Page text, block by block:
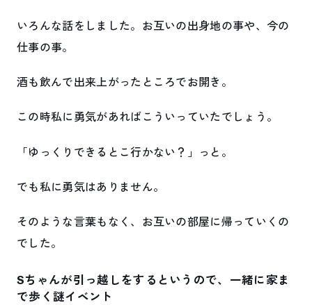
いろんな話をしました。お互いの出身地の事や、今の
仕事の事。
酒も飲んで出来上がったところでお開き。
この時私に勇気があればこういっていたでしょう。
「ゆっくりできるとこ行かない？」っと。
でも私に勇気はありません。
そのような言葉もなく、お互いの部屋に帰っていくの
でした。
Sちゃんが引っ越しをするというので、一緒に家ま
で歩く謎イベント